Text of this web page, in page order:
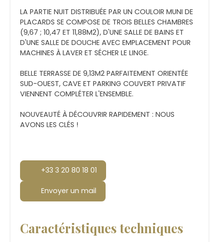
LA PARTIE NUIT DISTRIBUÉE PAR UN COULOIR MUNI DE
PLACARDS SE COMPOSE DE TROIS BELLES CHAMBRES
(9,67 ; 10,47 ET 11,88M2), D'UNE SALLE DE BAINS ET
D'UNE SALLE DE DOUCHE AVEC EMPLACEMENT POUR
MACHINES À LAVER ET SÉCHER LE LINGE.
BELLE TERRASSE DE 9,13M2 PARFAITEMENT ORIENTÉE
SUD-OUEST, CAVE ET PARKING COUVERT PRIVATIF
VIENNENT COMPLÉTER L'ENSEMBLE.
NOUVEAUTÉ À DÉCOUVRIR RAPIDEMENT : NOUS
AVONS LES CLÉS !
+33 3 20 80 18 01
Envoyer un mail
Caractéristiques techniques